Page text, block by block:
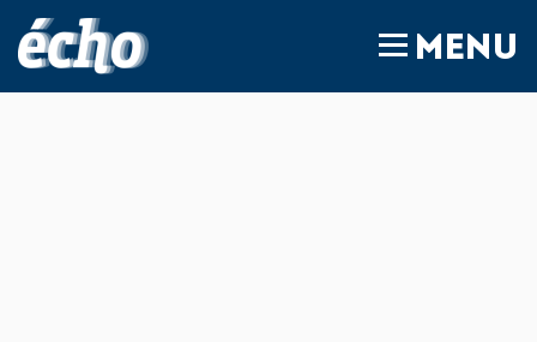
MENU